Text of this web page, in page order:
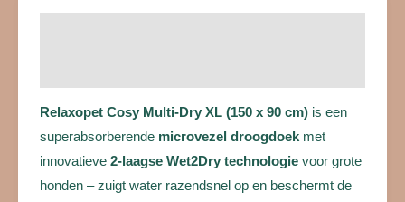
Relaxopet Cosy Multi-Dry XL (150 x 90 cm) is een
superabsorberende microvezel droogdoek met
innovatieve 2-laagse Wet2Dry technologie voor grote
honden – zuigt water razendsnel op en beschermt de